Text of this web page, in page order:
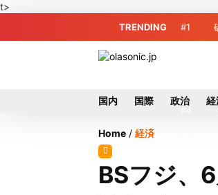
t>
TRENDING #1
国内 国際 政治 経
Home / 経済
BSフジ、